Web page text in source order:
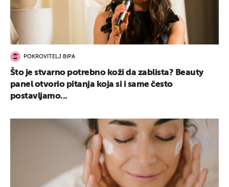
POKROVITELJ BIPA
Što je stvarno potrebno koži da zablista? Beauty
panel otvorio pitanja koja si i same često
postavljamo...